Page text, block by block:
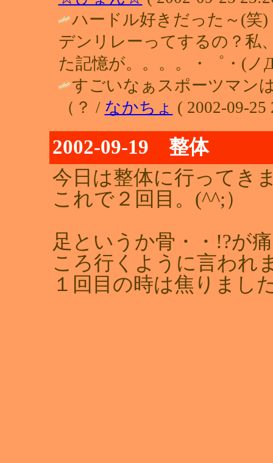
ハードル好きだった～(
デンリレーってするの？私
た記憶が。。。。・゜・(
すごいなぁスポーツマン
（？ / なかちょ ( 2002-09-25
2002-09-19 整体
今日は整体に行ってき
これで２回目。(^^;）
足というか骨・・!?が
ころ行くように言われ
１回目の時は焦りまし